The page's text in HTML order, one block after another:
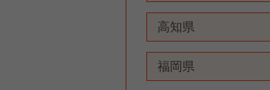
高知県
福岡県